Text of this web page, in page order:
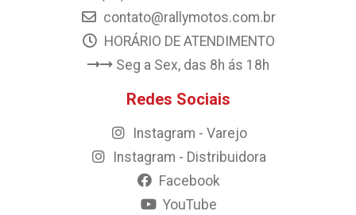
contato@rallymotos.com.br
HORÁRIO DE ATENDIMENTO
Seg a Sex, das 8h ás 18h
Redes Sociais
Instagram - Varejo
Instagram - Distribuidora
Facebook
YouTube